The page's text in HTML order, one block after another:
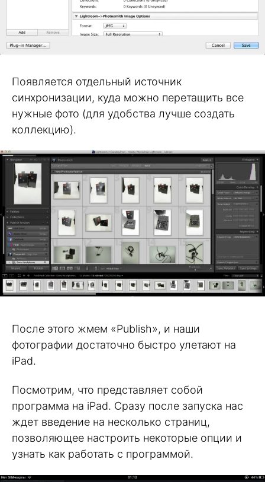
Появляется отдельный источник
синхронизации, куда можно перетащить все
нужные фото (для удобства лучше создать
коллекцию).
После этого жмем «Publish», и наши
фотографии достаточно быстро улетают на
iPad.
Посмотрим, что представляет собой
программа на iPad. Сразу после запуска нас
ждет введение на несколько страниц,
позволяющее настроить некоторые опции и
узнать как работать с программой.